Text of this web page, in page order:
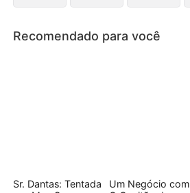
Recomendado para você
Sr. Dantas: Tentada
Um Negócio com